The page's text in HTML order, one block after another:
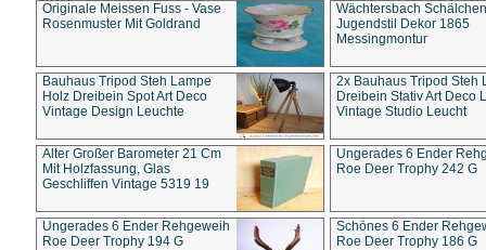
Originale Meissen Fuss - Vase
Rosenmuster Mit Goldrand
Wächtersbach Schälchen
Jugendstil Dekor 1865
Messingmontur
Bauhaus Tripod Steh Lampe
Holz Dreibein Spot Art Deco
Vintage Design Leuchte
2x Bauhaus Tripod Steh
Dreibein Stativ Art Deco
Vintage Studio Leucht
Alter Großer Barometer 21 Cm
Mit Holzfassung, Glas
Geschliffen Vintage 5319 19
Ungerades 6 Ender
Roe Deer Trophy 242 G
Ungerades 6 Ender Rehgeweih
Roe Deer Trophy 194 G
Schönes 6 Ender
Roe Deer Trophy 186 G